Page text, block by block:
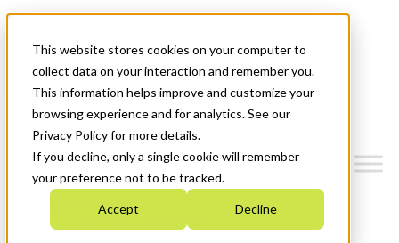
This website stores cookies on your computer to
collect data on your interaction and remember you.
This information helps improve and customize your
browsing experience and for analytics. See our
Privacy Policy for more details.
If you decline, only a single cookie will remember
your preference not to be tracked.
Accept Decline
News & Events
Get Started
Menu
Who We Are
Strategic Plan 2026-2030